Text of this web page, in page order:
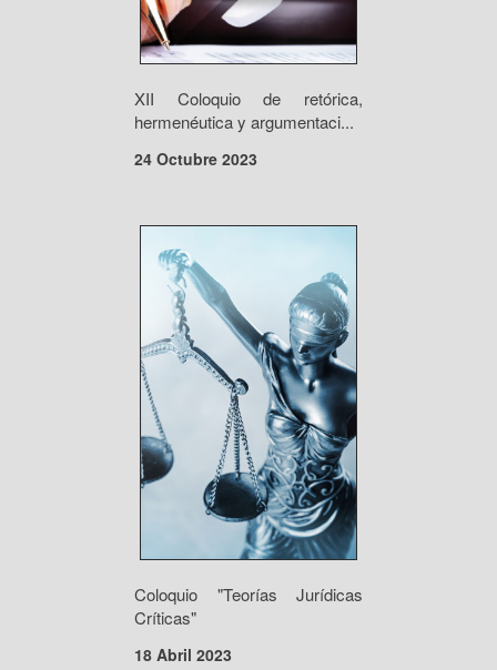
XII Coloquio de retórica,
hermenéutica y argumentaci...
24 Octubre 2023
Coloquio "Teorías Jurídicas
Críticas"
18 Abril 2023